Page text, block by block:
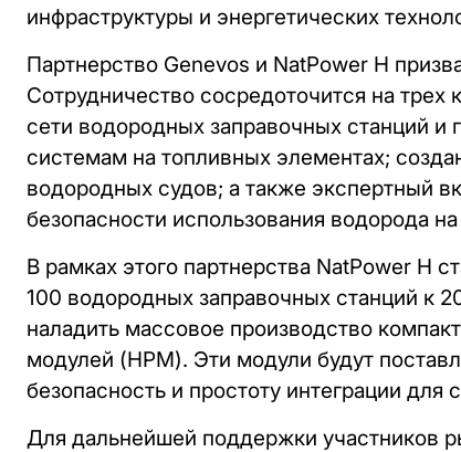
инфраструктуры и энергетических
Партнерство Genevos и NatPower H
Сотрудничество сосредоточится на
сети водородных заправочных станций и
системам на топливных элементах;
водородных судов; а также экспертный
безопасности использования водорода
В рамках этого партнерства NatPower H
100 водородных заправочных станций к
наладить массовое производство
модулей (HPM). Эти модули будут
безопасность и простоту интеграции для
Для дальнейшей поддержки участников